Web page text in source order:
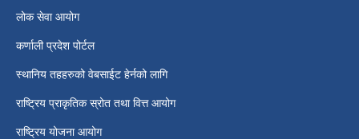
लोक सेवा आयोग
कर्णाली प्रदेश पोर्टल
स्थानिय तहहरुको वेबसाईट हेर्नको लागि
राष्ट्रिय प्राकृतिक स्रोत तथा वित्त आयोग
राष्ट्रिय योजना आयोग